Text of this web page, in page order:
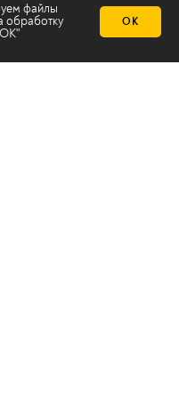
файлы
обработку
ОК
2х2